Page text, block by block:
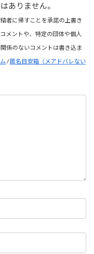
ありません。
者に帰すことを承諾の上書き
メントや、特定の団体や個人
係のないコメントは書き込ま
/匿名目安箱（メアドバレない